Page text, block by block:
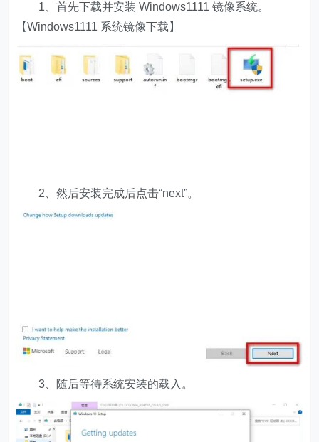
1、首先下载并安装 Windows1111 镜像系统。
【Windows1111 系统镜像下载】
2、然后安装完成后点击“next”。
3、随后等待系统安装的载入。